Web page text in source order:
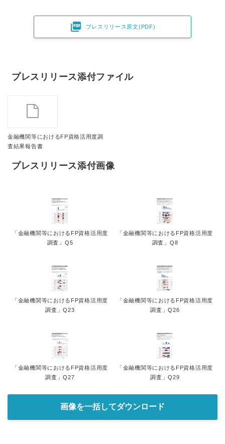
 プレスリリース原文(PDF)
プレスリリース添付ファイル
金融機関等におけるFP資格活用度調
査結果報告書
プレスリリース添付画像
「金融機関等におけるFP資格活用度
調査」Q5
「金融機関等におけるFP資格活用度
調査」Q8
「金融機関等におけるFP資格活用度
調査」Q23
「金融機関等におけるFP資格活用度
調査」Q26
「金融機関等におけるFP資格活用度
調査」Q27
「金融機関等におけるFP資格活用度
調査」Q29
画像を一括してダウンロード